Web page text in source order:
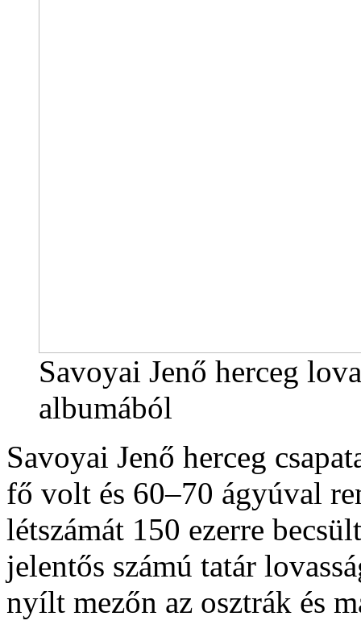
Savoyai Jenő herceg
albumából
Savoyai Jenő herceg
fő volt és 60–70 ágyúval
létszámát 150 ezerre
jelentős számú tatár
nyílt mezőn az osztrák és